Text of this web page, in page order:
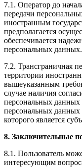
7.1. Оператор до
передачи
иностранным
предполагается
обеспечивается
персональных данных.
7.2. Трансграничная
территории
вышеуказанным
случае наличия
персональных данных
персональных данных
которого является
8. Заключительные
8.1. Пользователь
интересующим